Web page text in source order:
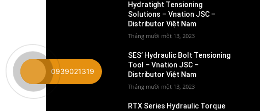
Hydratight Tensioning
Solutions – Vnation JSC –
Distributor Việt Nam
Tháng mười một 13, 2023
SES’ Hydraulic Bolt Tensioning
Tool – Vnation JSC –
Distributor Việt Nam
Tháng mười một 13, 2023
RTX Series Hydraulic Torque
0939021319